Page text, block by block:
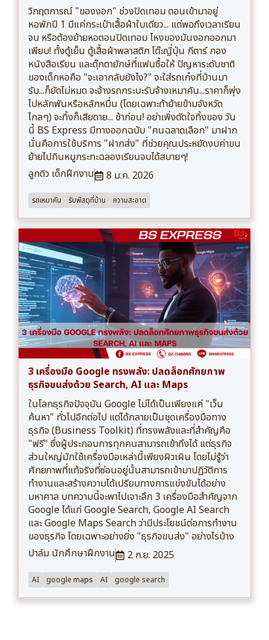
วิกฤตการณ์ "ของงอก" ช่วงปิดเทอม ตอนเข้ามาอยู่
หอพักปี 1 มีแค่กระเป๋าเสื้อผ้าใบเดียว... แต่พอถึงเวลาเรียน
จบ หรือต้องย้ายหอตอนปิดเทอม ไหงของมันงอกออกมา
เพียบ! ทั้งตู้เย็น ตู้เสื้อผ้าพลาสติก โต๊ะญี่ปุ่น กีตาร์ กอง
หนังสือเรียน และตุ๊กตายักษ์ที่แฟนซื้อให้ ปัญหาระดับชาติ
ของเด็กหอคือ "จะเอากลับยังไง?" จะใส่รถเก๋งที่บ้านมา
รับ...ก็ยัดไม่หมด จะจ้างรถกระบะรับจ้างเหมาคัน...ราคาก็พุ่ง
ไปหลักพันหรือหลักหมื่น (โดยเฉพาะถ้าย้ายข้ามจังหวัด
ไกลๆ) จะทิ้งก็เสียดาย... ช้าก่อน! อย่าเพิ่งตัดใจทิ้งของ วัน
นี้ BS Express มีทางออกฉบับ "คนฉลาดเลือก" มาฝาก
นั่นคือการใช้บริการ "ฝากส่ง" ที่ช่วยคุณประหยัดงบค่าขน
ย้ายไปกินหมูกระทะฉลองเรียนจบได้สบายๆ!
ลูกดิว เด็กฝึกงาน
8 ม.ค. 2026
รถเหมาคัน รับพัสดุที่บ้าน ความสะอาด
3 เครื่องมือ Google ทรงพลัง: ปลดล็อกศักยภาพ
ธุรกิจขนส่งด้วย Search, AI และ Maps
ในโลกธุรกิจปัจจุบัน Google ไม่ได้เป็นเพียงแค่ "เว็บ
ค้นหา" ทั่วไปอีกต่อไป แต่ได้กลายเป็นชุดเครื่องมือทาง
ธุรกิจ (Business Toolkit) ที่ทรงพลังและที่สำคัญคือ
"ฟรี" ซึ่งผู้ประกอบการทุกคนสามารถเข้าถึงได้ แต่ธุรกิจ
ส่วนใหญ่มักใช้เครื่องมือเหล่านี้เพียงผิวเผิน โดยไม่รู้ว่า
ศักยภาพที่แท้จริงที่ซ่อนอยู่นั้นสามารถเข้ามาปฏิวัติการ
ทำงานและสร้างความได้เปรียบทางการแข่งขันได้อย่าง
มหาศาล บทความนี้จะพาไปเจาะลึก 3 เครื่องมือสำคัญจาก
Google ได้แก่ Google Search, Google AI Search
และ Google Maps Search ว่ามีประโยชน์ต่อการทำงาน
ของธุรกิจ โดยเฉพาะอย่างยิ่ง "ธุรกิจขนส่ง" อย่างไรบ้าง
ปาล์ม นักศึกษาฝึกงาน
2 ก.ย. 2025
AI google maps AI google search